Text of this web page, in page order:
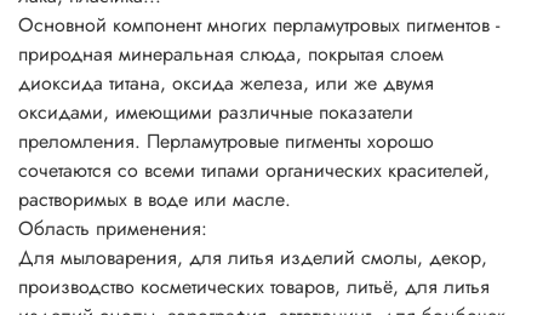
растворимых в воде или масле. Перламутровые пигменты
в сочетании с обычными пигментами определяют цвет,
внешний вид и блеск косметических продуктов.
Разнообразие перламутровых пигментов способствует
созданию множества цветовых блестящих эффектов и
выразительных оттенков...
Совместное использование интерференционных цветов и
абсорбирующих красителей дает эффект двух тонов, когда
оттенок меняется в зависимости от угла зрения, например,
розовый лак с фиолетовым блеском. Продукция,
Основной компонент многих перламутровых пигментов -
природная минеральная слюда, покрытая слоем
диоксида титана, оксида железа, или же двумя
оксидами, имеющими различные показатели
преломления. Перламутровые пигменты хорошо
сочетаются со всеми типами органических красителей,
растворимых в воде или масле.
Область применения:
Для мыловарения, для литья изделий смолы, декор,
производство косметических товаров, литьё, для литья